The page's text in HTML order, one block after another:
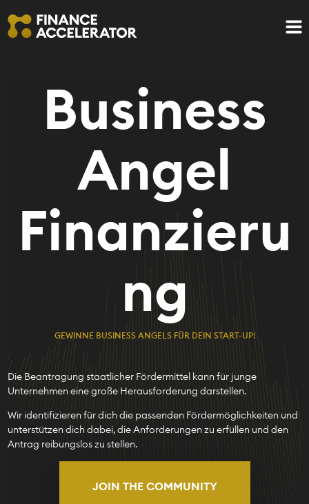
Business
Angel
Finanzieru
ng
GEWINNE BUSINESS ANGELS FÜR DEIN START-UP!
Die Beantragung staatlicher Fördermittel kann für junge
Unternehmen eine große Herausforderung darstellen.
Wir identifizieren für dich die passenden Fördermöglichkeiten und
unterstützen dich dabei, die Anforderungen zu erfüllen und den
Antrag reibungslos zu stellen.
JOIN THE COMMUNITY